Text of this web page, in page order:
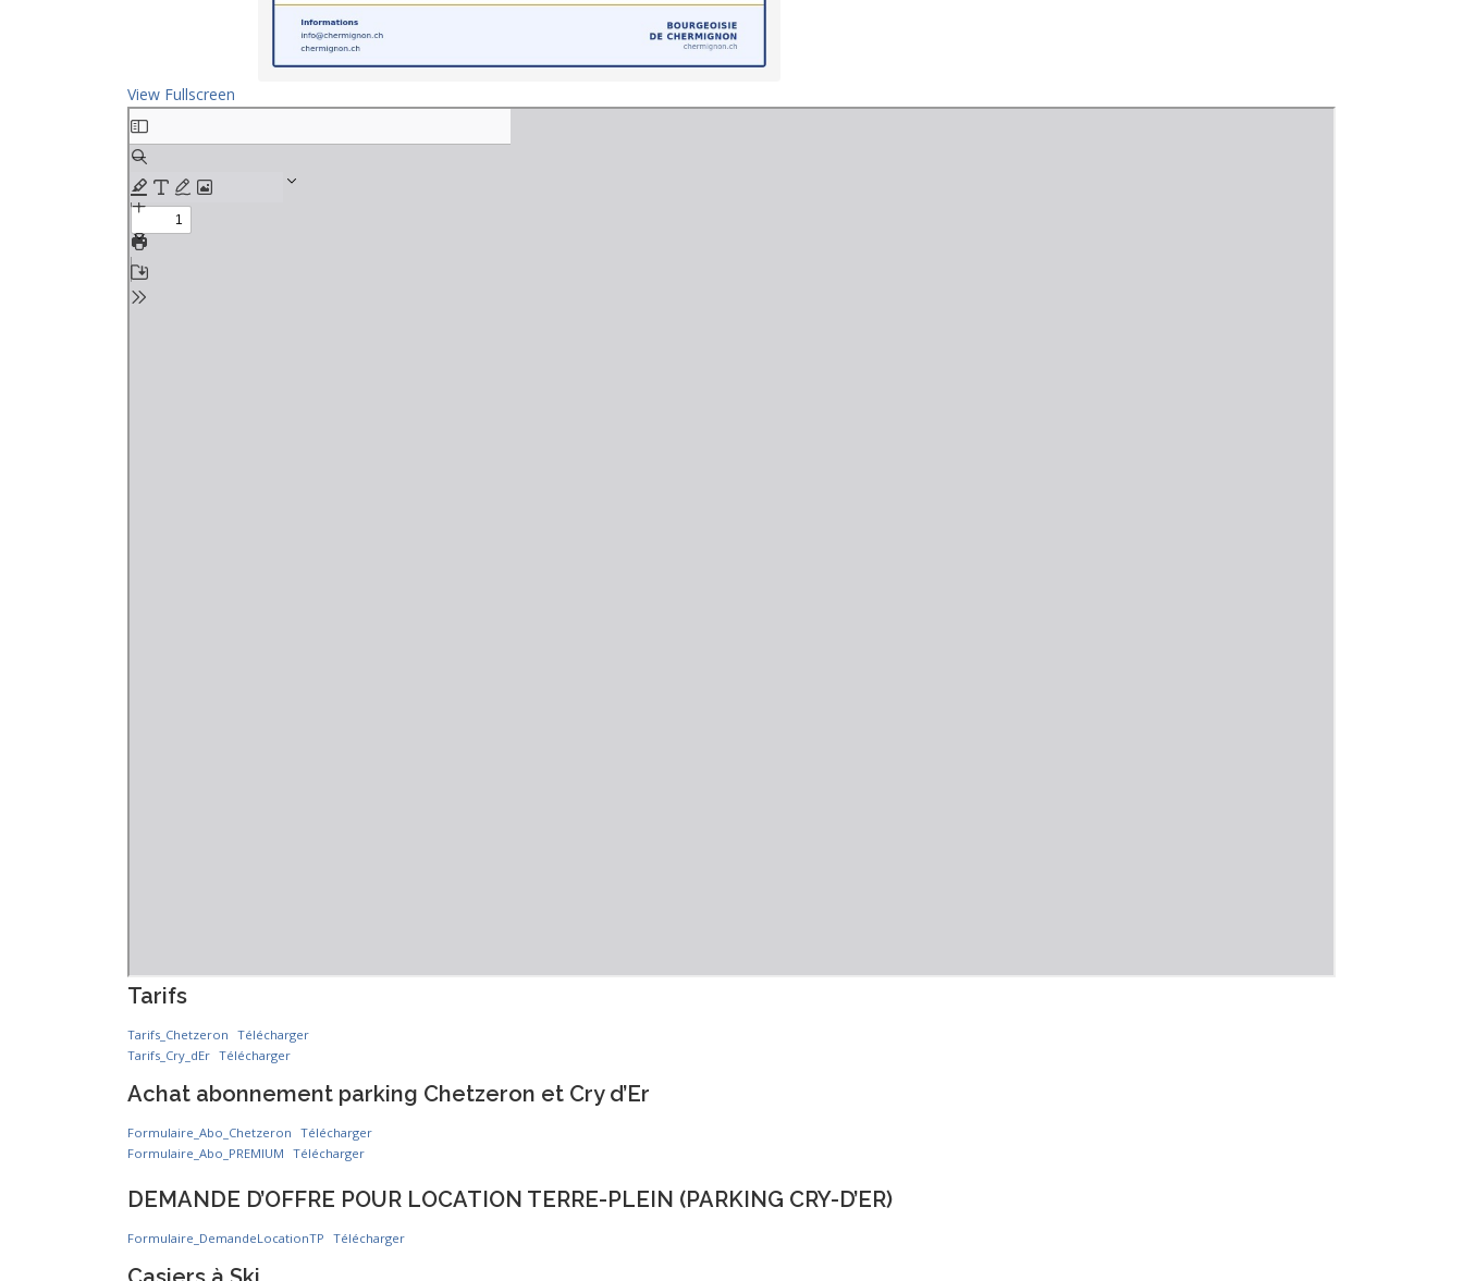
View Fullscreen
Aller
au
contenu
PDF
Tarifs
Tarifs_Chetzeron
Télécharger
Tarifs_Cry_dEr Télécharger
Achat abonnement parking Chetzeron et Cry d’Er
Formulaire_Abo_Chetzeron
Télécharger
Formulaire_Abo_PREMIUM
Télécharger
DEMANDE D’OFFRE POUR LOCATION TERRE-PLEIN (PARKING CRY-D’ER)
Formulaire_DemandeLocationTP Télécharger